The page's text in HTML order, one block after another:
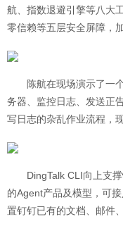
航、指数退避引擎等八大
零信赖等五层安全屏障，
陈航在现场演示了一个
务器、监控日志、发送正
写日志的杂乱作业流程，
DingTalk CLI向上支撑
的Agent产品及模型，可
置钉钉已有的文档、邮件